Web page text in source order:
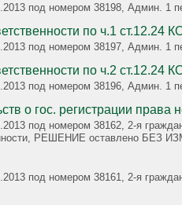
под номером 38198, Админ. 1
по ч.1 ст.12.24
под номером 38197, Админ. 1
по ч.2 ст.12.24
под номером 38196, Админ. 1
о гос. регистрации права
под номером 38162, 2-я
РЕШЕНИЕ оставлено БЕЗ
под номером 38161, 2-я